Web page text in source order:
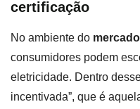
certificação
No ambiente do
consumidores podem
eletricidade. Dentro
incentivada”, que é